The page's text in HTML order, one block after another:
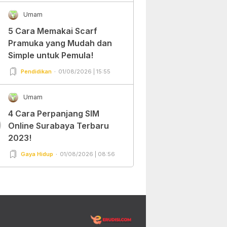
Umam
5 Cara Memakai Scarf
Pramuka yang Mudah dan
Simple untuk Pemula!
Pendidikan 01/08/2026 | 15:55
Umam
4 Cara Perpanjang SIM
Online Surabaya Terbaru
2023!
Gaya Hidup 01/08/2026 | 08:56